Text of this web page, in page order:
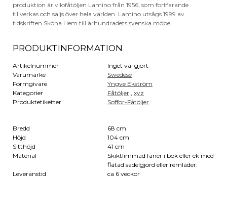
produktion är vilofåtöljen Lamino från 1956, som fortfarande
tillverkas och säljs över hela världen. Lamino utsågs 1999 av
tidskriften Sköna Hem till århundradets svenska möbel.
PRODUKTINFORMATION
Artikelnummer
Inget val gjort
Varumärke
Swedese
Formgivare
Yngve Ekström
Kategorier
Fåtöljer ,xyz
Produktetiketter
Soffor-Fåtöljer
Bredd
68 cm
Höjd
104 cm
Sitthöjd
41 cm
Material
Skiktlimmad fanér i bok eller ek med
flätad sadelgjord eller remläder.
Leveranstid
ca 6 veckor